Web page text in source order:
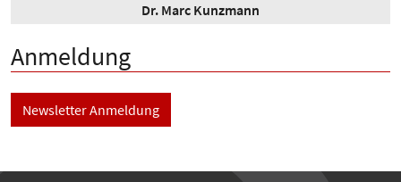
Dr. Marc Kunzmann
Anmeldung
Newsletter Anmeldung